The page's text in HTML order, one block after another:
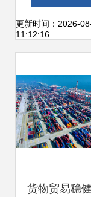
增长，内需成
更新时间：2026-
11:12:16
货物贸易稳